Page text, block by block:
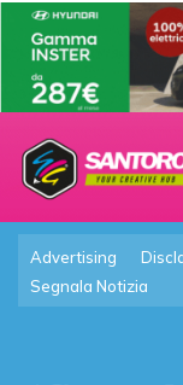
Advertising
Segnala Notizia